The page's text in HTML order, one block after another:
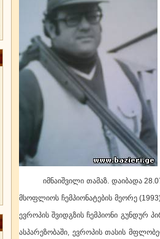
იმნაიშვილი თამაზ. დაიბადა
მსოფლიოს ჩემპიონატების მეორე
ევროპის შვიდგზის ჩემპიონი გუნდურ
ასპარეზობაში, ევროპის თასის